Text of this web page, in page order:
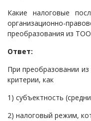
Взыскание долга
Государственные
Предварительный
Қазына» (ПКО)
Некоммерческие
Лицензирование
Исполнительное
Какие налоговые
организационно-
преобразования из
Ответ:
При преобразовании
критерии, как
1) субъектность
2) налоговый режим,